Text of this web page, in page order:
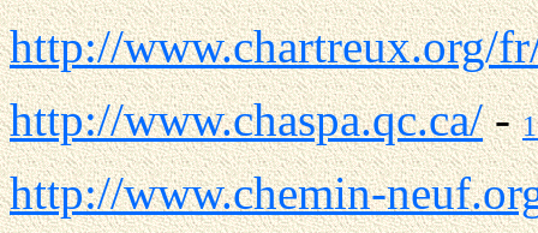
http://www.chartreux.org/
http://www.chaspa.qc.ca/-
http://www.chemin-